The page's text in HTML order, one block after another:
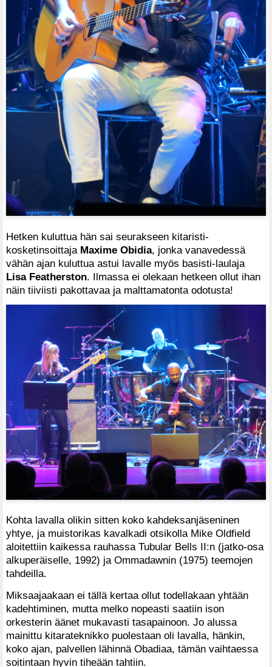
Hetken kuluttua hän sai seurakseen kitaristi-
kosketinsoittaja Maxime Obidia, jonka vanavedessä
vähän ajan kuluttua astui lavalle myös basisti-laulaja
Lisa Featherston. Ilmassa ei olekaan hetkeen ollut ihan
näin tiiviisti pakottavaa ja malttamatonta odotusta!
Kohta lavalla olikin sitten koko kahdeksanjäseninen
yhtye, ja muistorikas kavalkadi otsikolla Mike Oldfield
aloitettiin kaikessa rauhassa Tubular Bells II:n (jatko-osa
alkuperäiselle, 1992) ja Ommadawnin (1975) teemojen
tahdeilla.
Miksaajaakaan ei tällä kertaa ollut todellakaan yhtään
kadehtiminen, mutta melko nopeasti saatiin ison
orkesterin äänet mukavasti tasapainoon. Jo alussa
mainittu kitarateknikko puolestaan oli lavalla, hänkin,
koko ajan, palvellen lähinnä Obadiaa, tämän vaihtaessa
soitintaan hyvin tiheään tahtiin.